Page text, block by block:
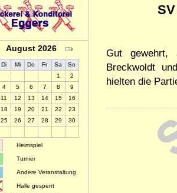
8. Herren
1. Damen
2. Damen
2. Jungen-18
2. Jungen-15
August 2026
Di Mi Do Fr Sa
So
1
2
4 5 6 7 8
9
11 12 13 14 15
16
18 19 20 21 22
23
25 26 27 28 29
30
Heimspiel
Turnier
Andere Veranstaltung
Halle gesperrt
Gut gewehrt,
Breckwoldt
hielten die